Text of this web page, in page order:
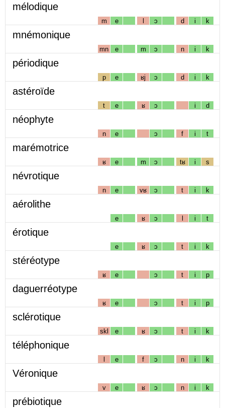
mélodique
m e l ɔ d i k
mnémonique
mn e m ɔ n i k
périodique
p e ʁj ɔ d i k
astéroïde
t e ʁ ɔ i d
néophyte
n e ɔ f i t
marémotrice
ʁ e m ɔ tʁ i s
névrotique
n e vʁ ɔ t i k
aérolithe
e ʁ ɔ l i t
érotique
e ʁ ɔ t i k
stéréotype
ʁ e ɔ t i p
daguerréotype
ʁ e ɔ t i p
sclérotique
skl e ʁ ɔ t i k
téléphonique
l e f ɔ n i k
Véronique
v e ʁ ɔ n i k
prébiotique